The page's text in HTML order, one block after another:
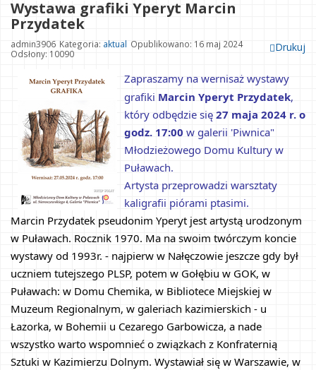
Wystawa grafiki Yperyt Marcin
Przydatek
Drukuj
admin3906 Kategoria: aktual Opublikowano: 16 maj 2024
Odsłony: 10090
Zapraszamy na wernisaż wystawy
grafiki Marcin Yperyt Przydatek,
który odbędzie się 27 maja 2024 r. o
godz. 17:00 w galerii 'Piwnica"
Młodzieżowego Domu Kultury w
Puławach.
Artysta przeprowadzi warsztaty
kaligrafii piórami ptasimi.
Marcin Przydatek pseudonim Yperyt jest artystą urodzonym
w Puławach. Rocznik 1970. Ma na swoim twórczym koncie
wystawy od 1993r. - najpierw w Nałęczowie jeszcze gdy był
uczniem tutejszego PLSP, potem w Gołębiu w GOK, w
Puławach: w Domu Chemika, w Bibliotece Miejskiej w
Muzeum Regionalnym, w galeriach kazimierskich - u
Łazorka, w Bohemii u Cezarego Garbowicza, a nade
wszystko warto wspomnieć o związkach z Konfraternią
Sztuki w Kazimierzu Dolnym. Wystawiał się w Warszawie, w